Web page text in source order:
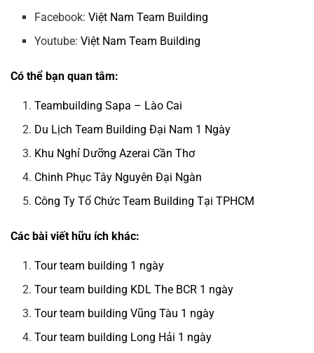
Facebook:Việt Nam Team Building
Youtube:Việt Nam Team Building
Có thể bạn quan tâm:
Teambuilding Sapa – Lào Cai
Du Lịch Team Building Đại Nam 1 Ngày
Khu Nghỉ Dưỡng Azerai Cần Thơ
Chinh Phục Tây Nguyên Đại Ngàn
Công Ty Tổ Chức Team Building Tại TPHCM
Các bài viết hữu ích khác:
Tour team building 1 ngày
Tour team building KDL The BCR 1 ngày
Tour team building Vũng Tàu 1 ngày
Tour team building Long Hải 1 ngày